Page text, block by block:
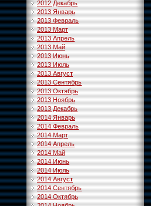
2012 Декабрь
2013 Январь
2013 Февраль
2013 Март
2013 Апрель
2013 Май
2013 Июнь
2013 Июль
2013 Август
2013 Сентябрь
2013 Октябрь
2013 Ноябрь
2013 Декабрь
2014 Январь
2014 Февраль
2014 Март
2014 Апрель
2014 Май
2014 Июнь
2014 Июль
2014 Август
2014 Сентябрь
2014 Октябрь